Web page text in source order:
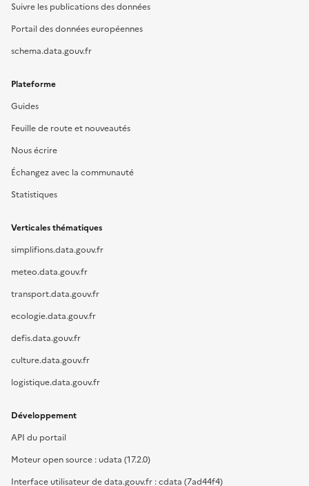
Suivre les publications des données
Portail des données européennes
schema.data.gouv.fr
Plateforme
Guides
Feuille de route et nouveautés
Nous écrire
Échangez avec la communauté
Statistiques
Verticales thématiques
simplifions.data.gouv.fr
meteo.data.gouv.fr
transport.data.gouv.fr
ecologie.data.gouv.fr
defis.data.gouv.fr
culture.data.gouv.fr
logistique.data.gouv.fr
Développement
API du portail
Moteur open source : udata (17.2.0)
Interface utilisateur de data.gouv.fr : cdata (7ad44f4)